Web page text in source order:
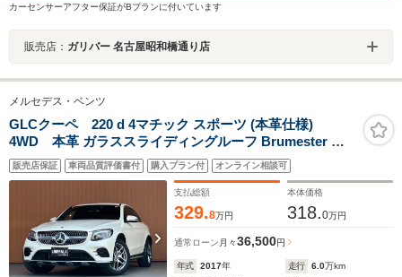
カーセンサーアフター保証がBプランに付いています
販売店： ガリバー 名古屋昭和橋通り店
メルセデス・ベンツ
GLCクーペ 220 d 4マチック スポーツ (本革仕様)
4WD 本革 ガラススライディングルーフ Brumester エ
アバランスPKG レーダーセーフティPKG 純正19インチ
AW 純正ナビ フルセグTV Bluetooth 360度カメラ パドル
シフト パワーバックドア シートヒーター メモリーシー
販売店保証 車両品質評価書付 購入プラン付 オンライン相談可
支払総額
329.8万円
本体価格
318.0万円
通常ローン 月々36,500円
年式 2017年 走行 6.0万km